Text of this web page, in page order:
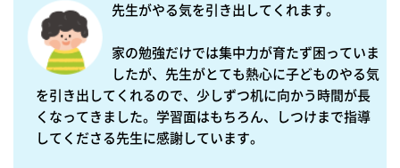
先生がやる気を引き出してくれます。
家の勉強だけでは集中力が育たず困っていま
したが、先生がとても熱心に子どものやる気
を引き出してくれるので、少しずつ机に向かう時間が長
くなってきました。学習面はもちろん、しつけまで指導
してくださる先生に感謝しています。